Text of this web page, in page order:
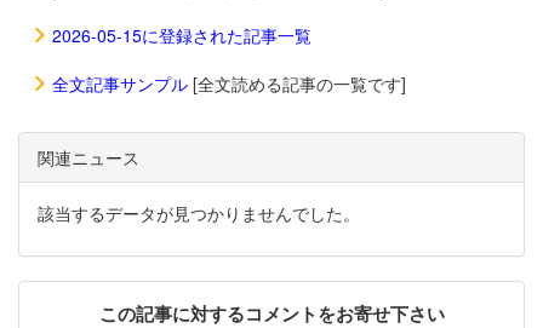
2026-05-15に登録された記事一覧
全文記事サンプル [全文読める記事の一覧です]
関連ニュース
該当するデータが見つかりませんでした。
この記事に対するコメントをお寄せ下さい